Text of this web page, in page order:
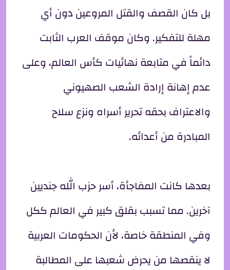
بل كان القصف والقتل المروعين دون أي
مهلة للتفكير. وكان موقف العرب الثابت
دائماً في متابعة نهائيات كأس العالم، وعلى
عدم إهانة إرادة الشعب الصهيوني
والاعتراف بحقه تحرير أسراه ونزع سلاح
المبادرة من أعدائه.
بعدها كانت المفاجأة، أسر حزب الله جنديين
آخرين. مما تسبب بقلق كبير في العالم ككل
وفي المنطقة خاصة، لأن الحكومات العربية
لا ينقصها من يحرض شعبها على المطالبة